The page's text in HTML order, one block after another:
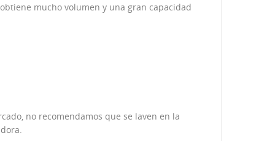
mucho volumen y una gran capacidad
no recomendamos que se laven en la